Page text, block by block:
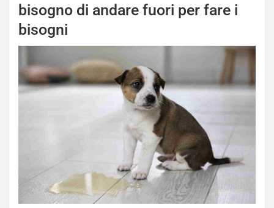
bisogno di andare fuori per fare i
bisogni